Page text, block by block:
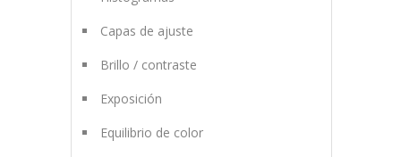
Capas de ajuste
Brillo / contraste
Exposición
Equilibrio de color